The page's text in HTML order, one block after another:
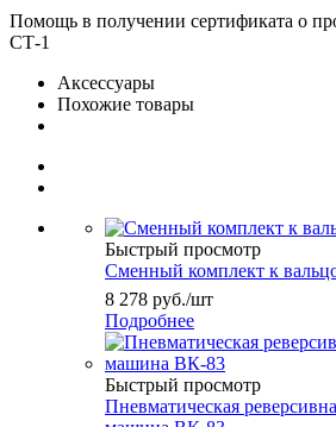
Помощь в получении сертификата о
СТ-1
Аксессуары
Похожие товары
Быстрый просмотр
Сменный комплект к
8 278 руб./шт
Подробнее
Быстрый просмотр
Пневматическая